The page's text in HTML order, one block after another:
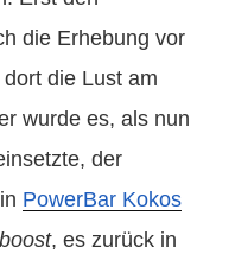
die Erhebung vor
die Lust am
wurde es, als nun
der
PowerBar Kokos
boost, es zurück in